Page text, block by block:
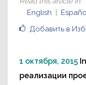
Добавить в
English
1 октября, 2015
реализации